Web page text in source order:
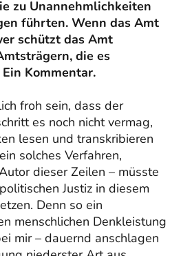
zu Unannehmlichkeiten
führten. Wenn das Amt
schützt das Amt
die es
Kommentar.
froh sein, dass der
es noch nicht vermag,
lesen und transkribieren
solches Verfahren,
dieser Zeilen – müsste
Justiz in diesem
Denn so ein
menschlichen Denkleistung
mir – dauernd anschlagen